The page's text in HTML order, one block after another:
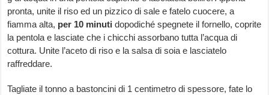
pronta, unite il riso ed un pizzico di sale e fatelo cuocere, a
fiamma alta, per 10 minuti dopodiché spegnete il fornello, coprite
la pentola e lasciate che i chicchi assorbano tutta l’acqua di
cottura. Unite l’aceto di riso e la salsa di soia e lasciatelo
raffreddare.
Tagliate il tonno a bastoncini di 1 centimetro di spessore, fate lo